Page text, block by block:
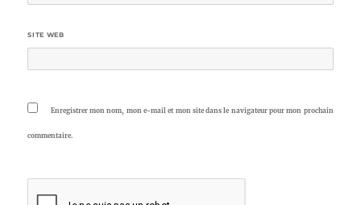
SITE WEB
Enregistrer mon nom, mon e-mail et mon site dans le navigateur pour mon prochain
commentaire.